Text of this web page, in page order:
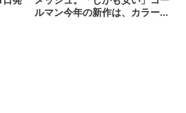
ルマン今年の新作は、カラーも